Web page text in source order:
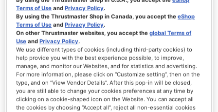
¿Olvidó su contraseña?
NUEVOS CLIENTES
Crear una cuenta tiene muchos beneficios: Pago más rápido, guardar más de una
dirección, seguimiento de pedidos y mucho más.
Terms of Use andPrivacy Policy.
By using the Thrustmaster Shop in Canada, you accept theeShop
Terms of Use andPrivacy Policy.
On other Thrustmaster websites, you accept theglobal Terms of
Use andPrivacy Policy.
We use different types of cookies (including third-party cookies) to
help provide you with the best experience possible, to improve,
manage, and monitor our Websites, and for statistics and advertising.
For more information, please click on “Customize setting”, then on the
type, and on “View Vendor Details”. After this pop-in will be closed,
you are still able to change your cookies preferences at any time by
clicking on a cookie-shaped icon on the Website. You can accept all
the cookies by choosing “Accept all”, reject all non-essential cookies